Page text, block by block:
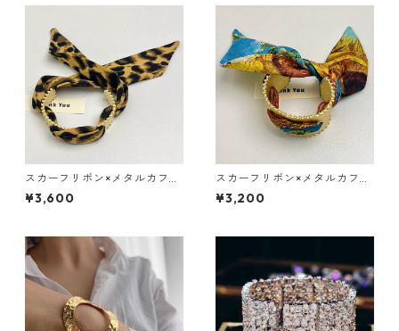
スカーフリボン×メタルカフブ
レス【スリム】（３色）：510
¥3,600
スカーフリボン×メタルカフブ
レス【ワイド】（３色）：509
¥3,200